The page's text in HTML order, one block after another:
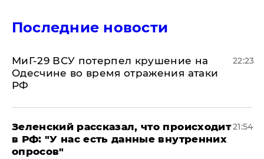
Последние новости
МиГ-29 ВСУ потерпел крушение на
Одесчине во время отражения атаки
РФ
22:23
​Зеленский рассказал, что происходит
в РФ: "У нас есть данные внутренних
опросов"
21:54